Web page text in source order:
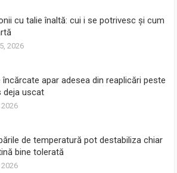
cu talie înaltă: cui i se potrivesc și cum
2026
încărcate apar adesea din reaplicări peste
deja uscat
2026
de temperatură pot destabiliza chiar
bine tolerată
2026